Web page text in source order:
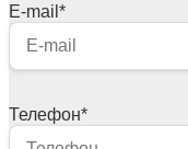
E-mail *
Телефон*